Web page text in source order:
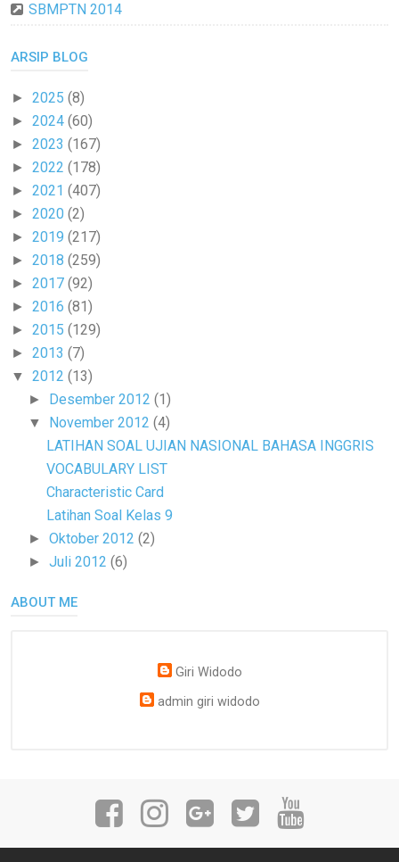
SBMPTN 2014
ARSIP BLOG
► 2025 (8)
► 2024 (60)
► 2023 (167)
► 2022 (178)
► 2021 (407)
► 2020 (2)
► 2019 (217)
► 2018 (259)
► 2017 (92)
► 2016 (81)
► 2015 (129)
► 2013 (7)
▼ 2012 (13)
► Desember 2012(1)
▼ November 2012(4)
LATIHAN SOAL UJIAN NASIONAL BAHASA INGGRIS
VOCABULARY LIST
Characteristic Card
Latihan Soal Kelas 9
►Oktober 2012(2)
►Juli 2012(6)
ABOUT ME
Giri Widodo
admin giri widodo